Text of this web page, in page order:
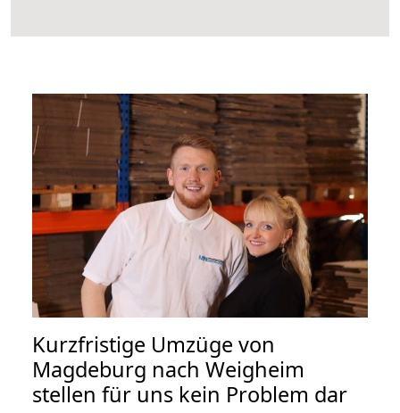
Kurzfristige Umzüge von
Magdeburg nach Weigheim
stellen für uns kein Problem dar